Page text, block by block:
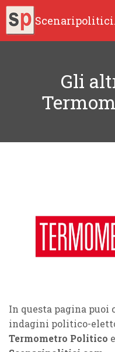
Gli
In questa pagina puoi
indagini politico-
Termometro Politico